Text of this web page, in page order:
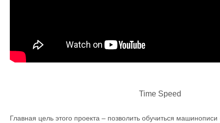
Time Speed
Главная цель этого проекта – позволить обучиться